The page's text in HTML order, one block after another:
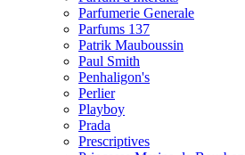
Parfumerie Generale
Parfums 137
Patrik Mauboussin
Paul Smith
Penhaligon's
Perlier
Playboy
Prada
Prescriptives